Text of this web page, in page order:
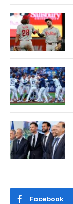
Facebook